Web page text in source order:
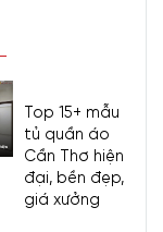
Top 15+ mẫu
tủ quần áo
Cần Thơ hiện
đại, bền đẹp,
giá xưởng